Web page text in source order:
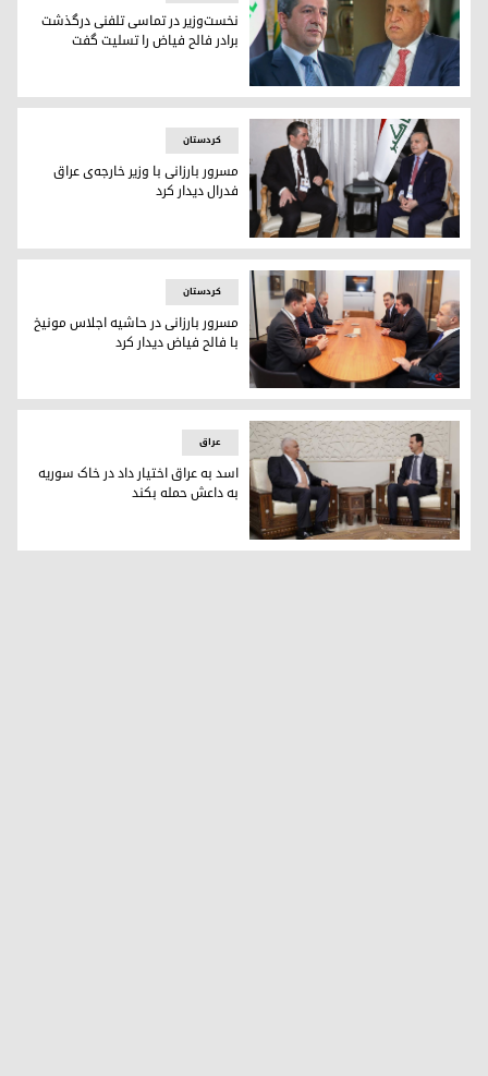
فالح فیاض و مسرور بارزانی
نخست‌وزیر در تماسی تلفنی درگذشت
برادر فالح فیاض را تسلیت گفت
مسرور بارزانی با وزیر خارجه‌ی عراق فدرال دیدار کرد
كردستان
مسرور بارزانی با وزیر خارجه‌ی عراق
فدرال دیدار کرد
مسرور بارزانی در حاشیە اجلاس مونیخ با فالح فیاض دیدار کرد
كردستان
مسرور بارزانی در حاشیە اجلاس مونیخ
با فالح فیاض دیدار کرد
اسد به عراق اختیار داد در خاک سوریە بە داعش حمله بکند
عراق
اسد به عراق اختیار داد در خاک سوریە
بە داعش حمله بکند